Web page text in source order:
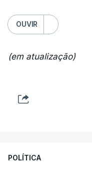
OUVIR
(em atualização)
POLÍTICA